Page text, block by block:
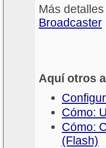
Más
Broadcaster
Aquí otros
Cómo:
Cómo:
(Flash)